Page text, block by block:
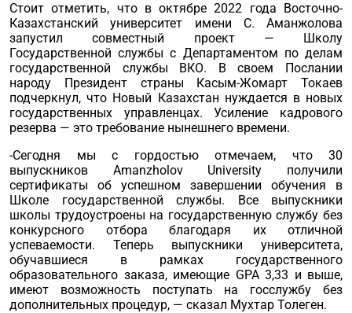
Стоит отметить, что в октябре 2022 года Восточно-
Казахстанский университет имени С. Аманжолова
запустил совместный проект — Школу
Государственной службы с Департаментом по делам
государственной службы ВКО. В своем Послании
народу Президент страны Касым-Жомарт Токаев
подчеркнул, что Новый Казахстан нуждается в новых
государственных управленцах. Усиление кадрового
резерва — это требование нынешнего времени.
-Сегодня мы с гордостью отмечаем, что 30
выпускников Amanzholov University получили
сертификаты об успешном завершении обучения в
Школе государственной службы. Все выпускники
школы трудоустроены на государственную службу без
конкурсного отбора благодаря их отличной
успеваемости. Теперь выпускники университета,
обучавшиеся в рамках государственного
образовательного заказа, имеющие GPA 3,33 и выше,
имеют возможность поступать на госслужбу без
дополнительных процедур, — сказал Мухтар Толеген.